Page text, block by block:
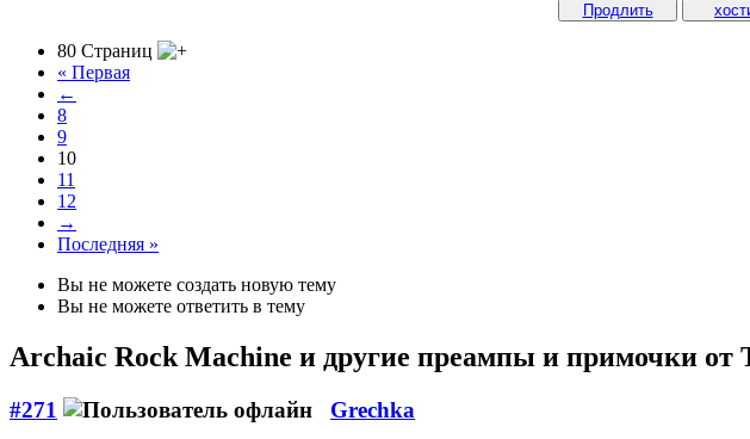
Продлить
80 Страниц
« Первая
←
8
9
10
11
12
→
Последняя »
Вы не можете создать новую тему
Вы не можете ответить в тему
Archaic Rock Machine и другие преампы и примочки от
#271 Grechka